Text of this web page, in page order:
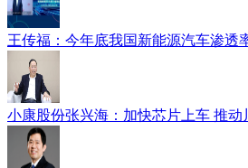
王传福：今年底我国新能源汽车渗透
小康股份张兴海：加快芯片上车 推动